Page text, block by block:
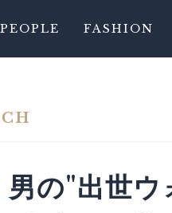
PEOPLE FASHION
男の"出世